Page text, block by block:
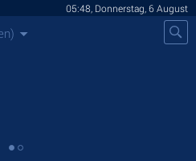
05:48, Donnerstag, 6 August